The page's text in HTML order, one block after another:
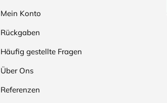
Mein Konto
Rückgaben
Häufig gestellte Fragen
Über Ons
Referenzen